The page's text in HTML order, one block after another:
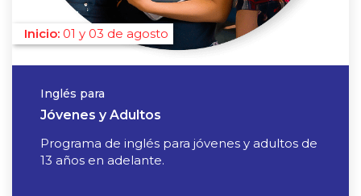
01 y 03 de agosto
Inglés para
Jóvenes y Adultos
Programa de inglés para jóvenes y adultos de
13 años en adelante.